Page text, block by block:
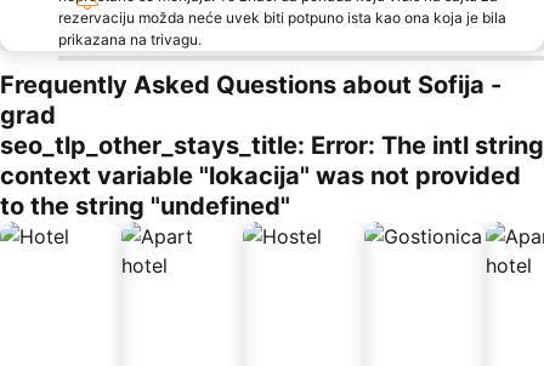
rezervaciju možda neće uvek biti potpuno ista kao ona koja je bila
prikazana na trivagu.
Frequently Asked Questions about Sofija -
grad
seo_tlp_other_stays_title: Error: The intl string
context variable "lokacija" was not provided
to the string "undefined"